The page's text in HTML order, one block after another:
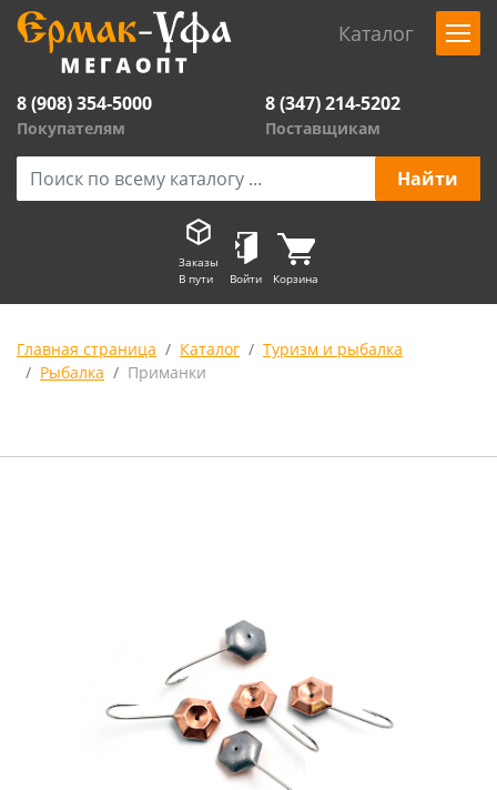
Каталог
8 (908) 354-5000
Покупателям
8 (347) 214-5202
Поставщикам
Заказы
В пути
Войти Корзина
Главная страница Каталог
Туризм и рыбалка
Рыбалка
Приманки